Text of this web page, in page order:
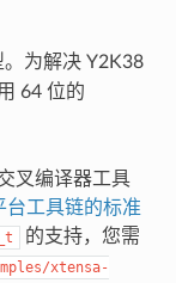
。为解决 Y2K38
64 位的
叉编译器工具
台工具链的标准
的支持，您需
xtensa-